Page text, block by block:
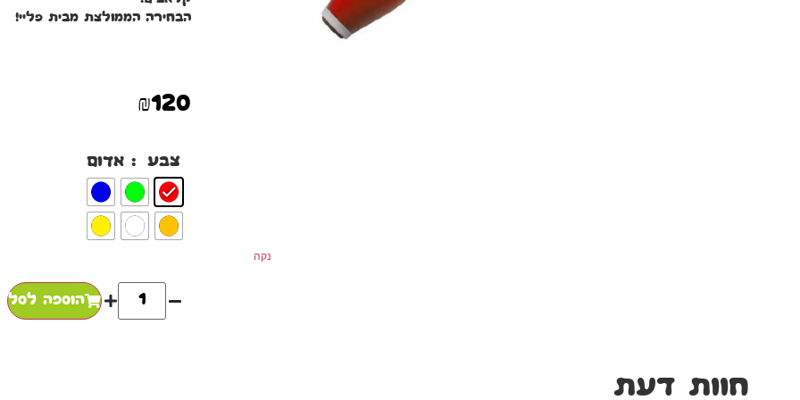
הבחירה הממולצת מבית פליי!
₪120
צבע : אדום
נקה
הוספה לסל
חוות דעת